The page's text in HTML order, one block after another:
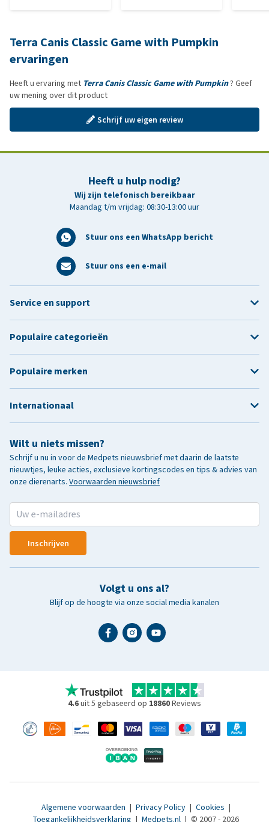
Terra Canis Classic Game with Pumpkin
ervaringen
Heeft u ervaring met Terra Canis Classic Game with Pumpkin? Geef
uw mening over dit product
Schrijf uw eigen review
Heeft u hulp nodig?
Wij zijn telefonisch bereikbaar
Maandag t/m vrijdag: 08:30-13:00 uur
Stuur ons een WhatsApp bericht
Stuur ons een e-mail
Wilt u niets missen?
Schrijf u nu in voor de Medpets nieuwsbrief met daarin de laatste
nieuwtjes, leuke acties, exclusieve kortingscodes en tips & advies van
onze dierenarts. Voorwaarden nieuwsbrief
Inschrijven
Volgt u ons al?
Blijf op de hoogte via onze social media kanalen
Service en support
Populaire categorieën
Populaire merken
Internationaal
4.6uit 5 gebaseerd op 18860Reviews
Algemene voorwaarden | Privacy Policy | Cookies |
Toegankelijkheidsverklaring | Medpets.nl | © 2007 - 2026